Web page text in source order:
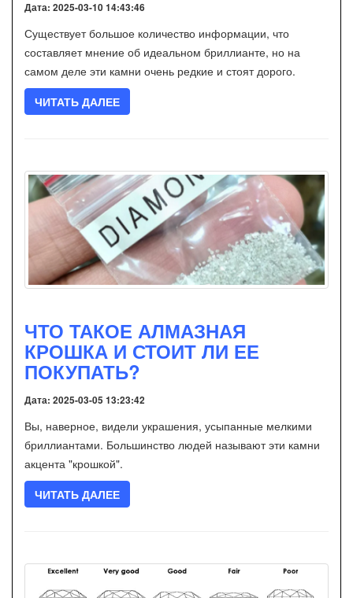
Дата: 2025-03-10 14:43:46
Существует большое количество информации, что
составляет мнение об идеальном бриллианте, но на
самом деле эти камни очень редкие и стоят дорого.
ЧИТАТЬ ДАЛЕЕ
ЧТО ТАКОЕ АЛМАЗНАЯ
КРОШКА И СТОИТ ЛИ ЕЕ
ПОКУПАТЬ?
Дата: 2025-03-05 13:23:42
Вы, наверное, видели украшения, усыпанные мелкими
бриллиантами. Большинство людей называют эти камни
акцента "крошкой".
ЧИТАТЬ ДАЛЕЕ